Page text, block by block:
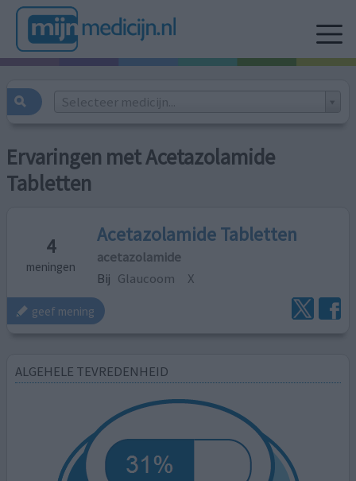
Selecteer medicijn...
Ervaringen met Acetazolamide
Tabletten
4
meningen
Acetazolamide Tabletten
acetazolamide
Bij Glaucoom X
geef mening
ALGEHELE TEVREDENHEID